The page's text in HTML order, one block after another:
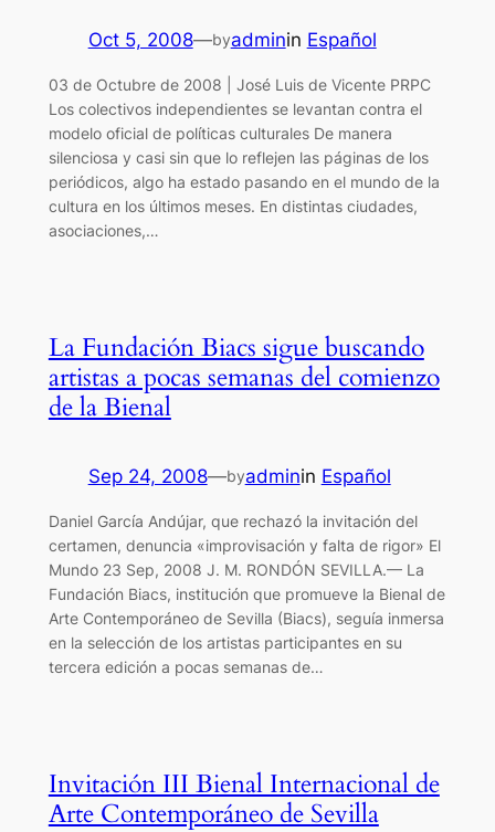
Oct 5, 2008—byadminin Español
03 de Octubre de 2008 | José Luis de Vicente PRPC
Los colectivos independientes se levantan contra el
modelo oficial de políticas culturales De manera
silenciosa y casi sin que lo reflejen las páginas de los
periódicos, algo ha estado pasando en el mundo de la
cultura en los últimos meses. En distintas ciudades,
asociaciones,…
La Fundación Biacs sigue buscando
artistas a pocas semanas del comienzo
de la Bienal
Sep 24, 2008—byadminin Español
Daniel García Andújar, que rechazó la invitación del
certamen, denuncia «improvisación y falta de rigor» El
Mundo 23 Sep, 2008 J. M. RONDÓN SEVILLA.— La
Fundación Biacs, institución que promueve la Bienal de
Arte Contemporáneo de Sevilla (Biacs), seguía inmersa
en la selección de los artistas participantes en su
tercera edición a pocas semanas de…
Invitación III Bienal Internacional de
Arte Contemporáneo de Sevilla